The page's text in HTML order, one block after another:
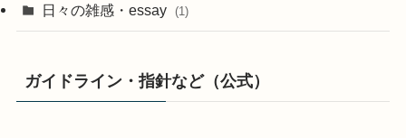
日々の雑感・essay (1)
ガイドライン・指針など（公式）